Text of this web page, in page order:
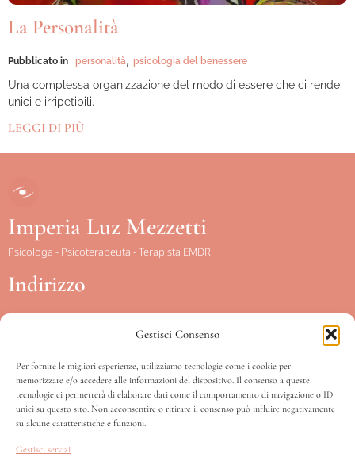
Gestisci Consenso
Per fornire le migliori esperienze, utilizziamo tecnologie come i cookie per
memorizzare e/o accedere alle informazioni del dispositivo. Il consenso a queste
tecnologie ci permetterà di elaborare dati come il comportamento di navigazione o ID
unici su questo sito. Non acconsentire o ritirare il consenso può influire negativamente
su alcune caratteristiche e funzioni.
Gestisci servizi
La Personalità
Pubblicato in personalità, psicologia del benessere
Una complessa organizzazione del modo di essere che ci rende
unici e irripetibili.
LEGGI DI PIÙ
Imperia Luz Mezzetti
Psicologa - Psicoterapeuta - Terapista EMDR
Indirizzo
Scala sinistra – IV piano int. 12
00141 – Roma
Orari